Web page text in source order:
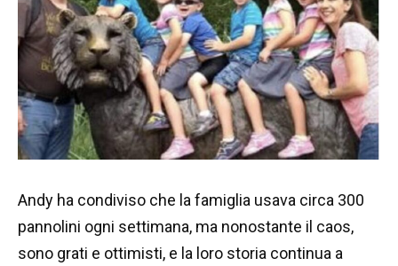
Andy ha condiviso che la famiglia usava circa 300
pannolini ogni settimana, ma nonostante il caos,
sono grati e ottimisti, e la loro storia continua a